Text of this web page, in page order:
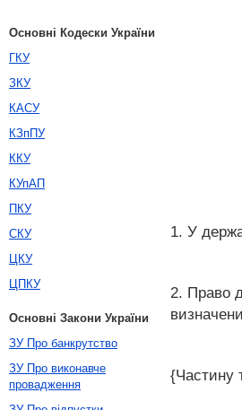
1. У
2. Право
{Частину
Основні Кодески України
ГКУ
ЗКУ
КАСУ
КЗпПУ
ККУ
КУпАП
ПКУ
СКУ
ЦКУ
ЦПКУ
Основні Закони України
ЗУ Про банкрутство
ЗУ Про виконавче
провадження